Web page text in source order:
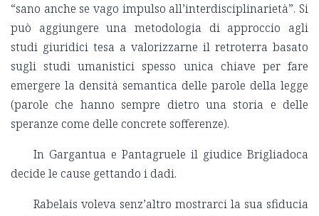
“sano anche se vago impulso all’interdisciplinarietà”. Si
può aggiungere una metodologia di approccio agli
studi giuridici tesa a valorizzarne il retroterra basato
sugli studi umanistici spesso unica chiave per fare
emergere la densità semantica delle parole della legge
(parole che hanno sempre dietro una storia e delle
speranze come delle concrete sofferenze).
In Gargantua e Pantagruele il giudice Brigliadoca
decide le cause gettando i dadi.
Rabelais voleva senz’altro mostrarci la sua sfiducia